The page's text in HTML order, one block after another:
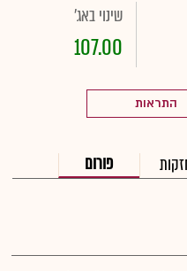
שינוי באג'
107.00
התראות
פורום